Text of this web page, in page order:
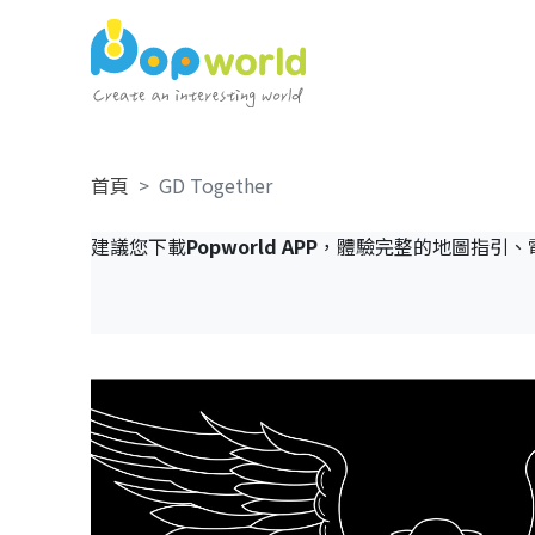
首頁 GD Together
建議您下載Popworld APP，體驗完整的地圖指引